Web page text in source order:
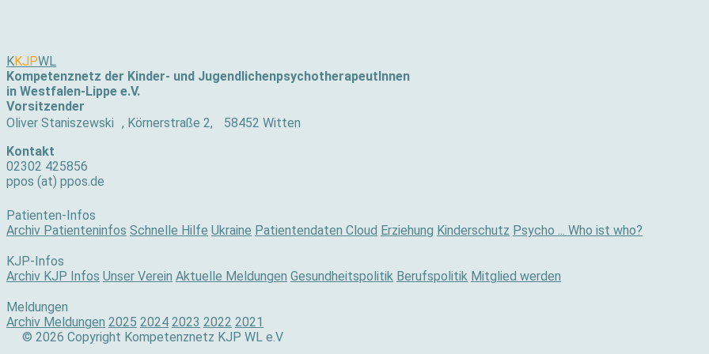
KKJPWL
Kompetenznetz der Kinder- und JugendlichenpsychotherapeutInnen
in Westfalen-Lippe e.V.
Vorsitzender
Oliver Staniszewski , Körnerstraße 2, 58452 Witten
Kontakt
02302 425856
ppos (at) ppos.de
Patienten-Infos
Archiv Patienteninfos Schnelle Hilfe Ukraine Patientendaten Cloud Erziehung Kinderschutz Psycho ... Who ist who?
KJP-Infos
Archiv KJP Infos Unser Verein Aktuelle Meldungen Gesundheitspolitik Berufspolitik Mitglied werden
Meldungen
Archiv Meldungen 2025 2024 2023 2022 2021
© 2026 Copyright Kompetenznetz KJP WL e.V